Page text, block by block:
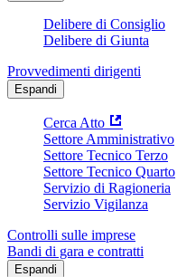
Delibere di Consiglio
Delibere di Giunta
Provvedimenti dirigenti
Espandi
Cerca Atto
Settore Amministrativo
Settore Tecnico Terzo
Settore Tecnico Quarto
Servizio di Ragioneria
Servizio Vigilanza
Controlli sulle imprese
Bandi di gara e contratti
Espandi